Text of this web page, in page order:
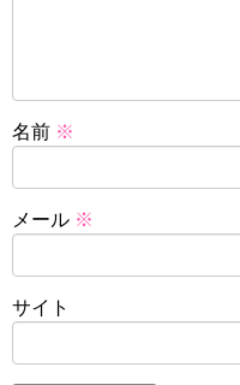
名前 ※
メール ※
サイト